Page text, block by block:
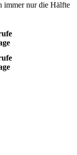
immer nur die Hälfte